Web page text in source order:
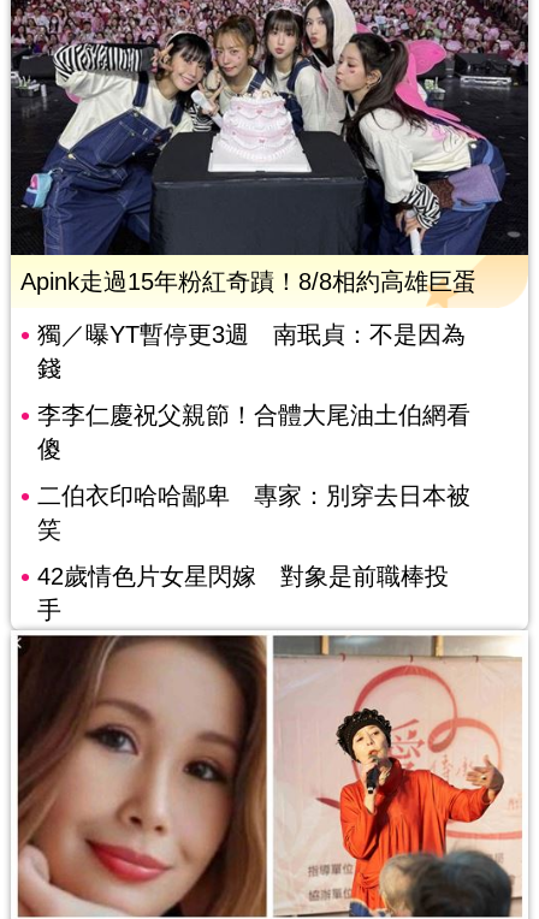
Apink走過15年粉紅奇蹟！8/8相約高雄巨蛋
獨／曝YT暫停更3週 南珉貞：不是因為
錢
李李仁慶祝父親節！合體大尾油土伯網看
傻
二伯衣印哈哈鄙卑 專家：別穿去日本被
笑
42歲情色片女星閃嫁 對象是前職棒投
手